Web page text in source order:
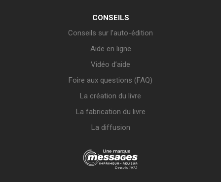
CONSEILS
Conseils sur l’auto-édition
Aide en ligne
Vidéo d’aide
Foire aux questions (FAQ)
La création du livre
La fabrication du livre
La diffusion